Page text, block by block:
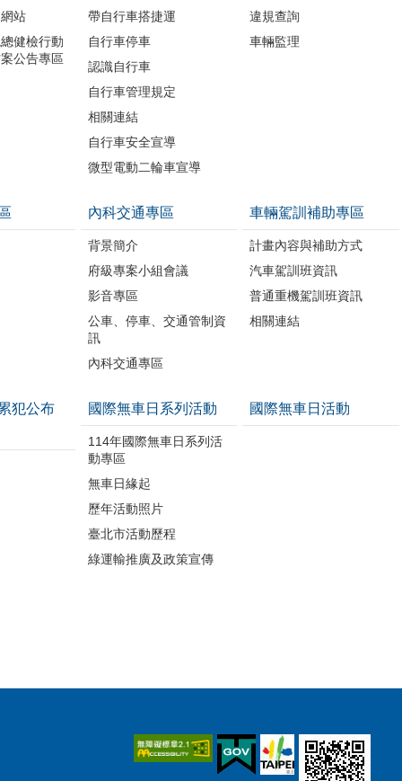
站
健檢行動
公告專區
帶自行車搭捷運
自行車停車
認識自行車
自行車管理規定
相關連結
自行車安全宣導
微型電動二輪車宣導
違規查詢
車輛監理
內科交通專區
背景簡介
府級專案小組會議
影音專區
公車、停車、交通管制資
訊
內科交通專區
車輛駕訓補助專區
計畫內容與補助方式
汽車駕訓班資訊
普通重機駕訓班資訊
相關連結
犯公布 國際無車日系列活動
114年國際無車日系列活
動專區
無車日緣起
歷年活動照片
臺北市活動歷程
綠運輸推廣及政策宣傳
國際無車日活動